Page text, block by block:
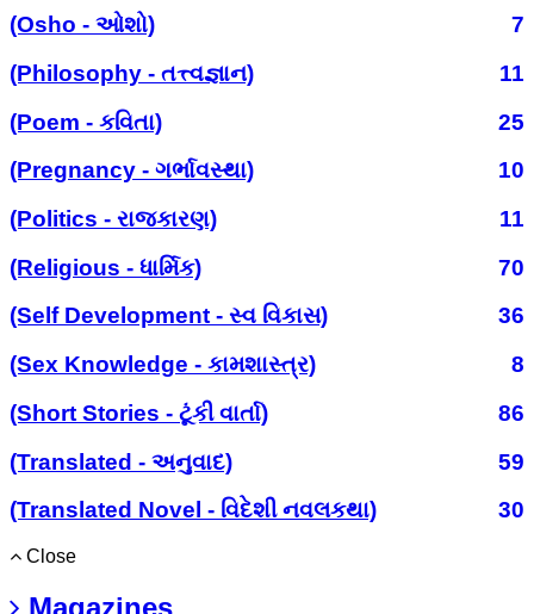
(Osho - ઓશો)
7
(Philosophy - તત્ત્વજ્ઞાન)
11
(Poem - કવિતા)
25
(Pregnancy - ગર્ભાવસ્થા)
10
(Politics - રાજકારણ)
11
(Religious - ધાર્મિક)
70
(Self Development - સ્વ વિકાસ)
36
(Sex Knowledge - કામશાસ્ત્ર)
8
(Short Stories - ટૂંકી વાર્તા)
86
(Translated - અનુવાદ)
59
(Translated Novel - વિદેશી નવલકથા)
30
Close
Magazines